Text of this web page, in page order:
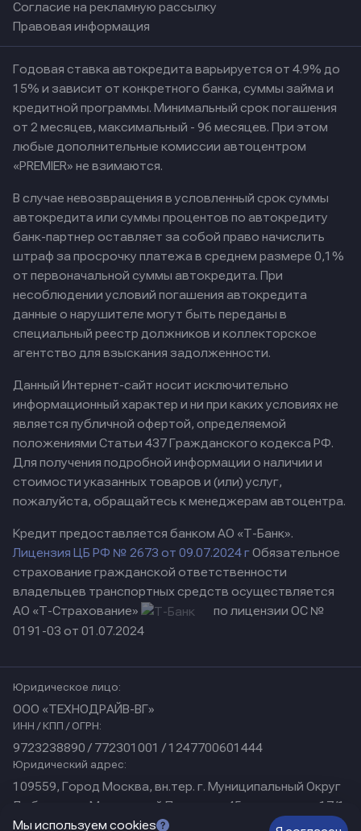
Мы используем cookies
Согласие на рекламную рассылку
Правовая информация
Годовая ставка автокредита варьируется от 4.9% до
15% и зависит от конкретного банка, суммы займа и
кредитной программы. Минимальный срок погашения
от 2 месяцев, максимальный - 96 месяцев. При этом
любые дополнительные комиссии автоцентром
«PREMIER» не взимаются.
В случае невозвращения в условленный срок суммы
автокредита или суммы процентов по автокредиту
банк-партнер оставляет за собой право начислить
штраф за просрочку платежа в среднем размере 0,1%
от первоначальной суммы автокредита. При
несоблюдении условий погашения автокредита
данные о нарушителе могут быть переданы в
специальный реестр должников и коллекторское
агентство для взыскания задолженности.
Данный Интернет-сайт носит исключительно
информационный характер и ни при каких условиях не
является публичной офертой, определяемой
положениями Статьи 437 Гражданского кодекса РФ.
Для получения подробной информации о наличии и
стоимости указанных товаров и (или) услуг,
пожалуйста, обращайтесь к менеджерам автоцентра.
Кредит предоставляется банком АО «Т-Банк».
Лицензия ЦБ РФ № 2673 от 09.07.2024 гОбязательное
страхование гражданской ответственности
владельцев транспортных средств осуществляется
АО «Т-Страхование»
по лицензии ОС №
0191-03 от 01.07.2024
Юридическое лицо:
ООО «ТЕХНОДРАЙВ-ВГ»
ИНН / КПП / ОГРН:
9723238890 / 772301001 / 1247700601444
Юридический адрес:
109559, Город Москва, вн.тер. г. Муниципальный Округ
Люблино, ул Марьинский Парк, дом 45, помещение 17/1
Физический адрес: